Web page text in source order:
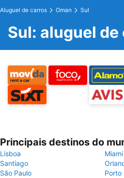
Aluguel de carros Oman Sul
Sul: aluguel de
Principais destinos do
Lisboa
Miami
Santiago
São Paulo
Porto